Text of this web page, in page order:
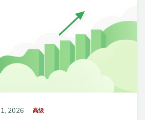
2026 高级